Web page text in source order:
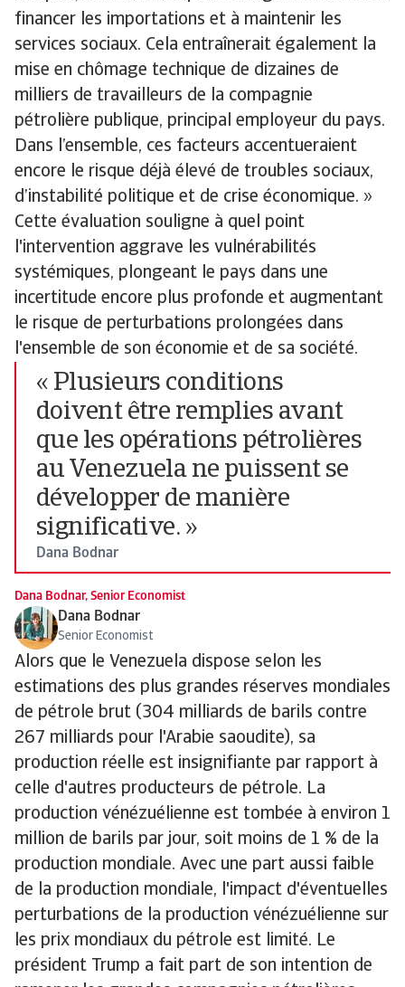
financer les importations et à maintenir les
services sociaux. Cela entraînerait également la
mise en chômage technique de dizaines de
milliers de travailleurs de la compagnie
pétrolière publique, principal employeur du pays.
Dans l’ensemble, ces facteurs accentueraient
encore le risque déjà élevé de troubles sociaux,
d’instabilité politique et de crise économique. »
Cette évaluation souligne à quel point
l'intervention aggrave les vulnérabilités
systémiques, plongeant le pays dans une
incertitude encore plus profonde et augmentant
le risque de perturbations prolongées dans
l'ensemble de son économie et de sa société.
« Plusieurs conditions
doivent être remplies avant
que les opérations pétrolières
au Venezuela ne puissent se
développer de manière
significative. »
Dana Bodnar
Dana Bodnar, Senior Economist
Dana Bodnar
Senior Economist
Alors que le Venezuela dispose selon les
estimations des plus grandes réserves mondiales
de pétrole brut (304 milliards de barils contre
267 milliards pour l'Arabie saoudite), sa
production réelle est insignifiante par rapport à
celle d'autres producteurs de pétrole. La
production vénézuélienne est tombée à environ 1
million de barils par jour, soit moins de 1 % de la
production mondiale. Avec une part aussi faible
de la production mondiale, l'impact d'éventuelles
perturbations de la production vénézuélienne sur
les prix mondiaux du pétrole est limité. Le
président Trump a fait part de son intention de